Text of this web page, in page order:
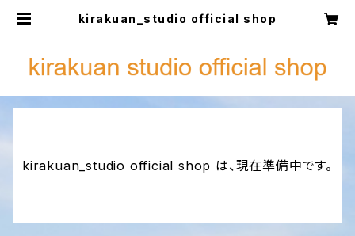
kirakuan_studio official shop
kirakuan_studio official shop は、現在準備中です。